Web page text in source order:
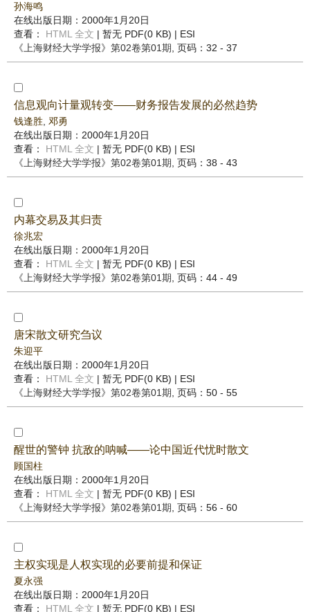
孙海鸣
在线出版日期：2000年1月20日
查看： HTML 全文 | 暂无 PDF(0 KB) | ESI
《上海财经大学学报》 第02卷第01期 , 页码：32 - 37
信息观向计量观转变——财务报告发展的必然趋势
钱逢胜 邓勇
在线出版日期：2000年1月20日
查看： HTML 全文 | 暂无 PDF(0 KB) | ESI
《上海财经大学学报》 第02卷第01期 , 页码：38 - 43
内幕交易及其归责
徐兆宏
在线出版日期：2000年1月20日
查看： HTML 全文 | 暂无 PDF(0 KB) | ESI
《上海财经大学学报》 第02卷第01期 , 页码：44 - 49
唐宋散文研究刍议
朱迎平
在线出版日期：2000年1月20日
查看： HTML 全文 | 暂无 PDF(0 KB) | ESI
《上海财经大学学报》 第02卷第01期 , 页码：50 - 55
醒世的警钟 抗敌的呐喊——论中国近代忧时散文
顾国柱
在线出版日期：2000年1月20日
查看： HTML 全文 | 暂无 PDF(0 KB) | ESI
《上海财经大学学报》 第02卷第01期 , 页码：56 - 60
主权实现是人权实现的必要前提和保证
夏永强
在线出版日期：2000年1月20日
查看： HTML 全文 | 暂无 PDF(0 KB) | ESI